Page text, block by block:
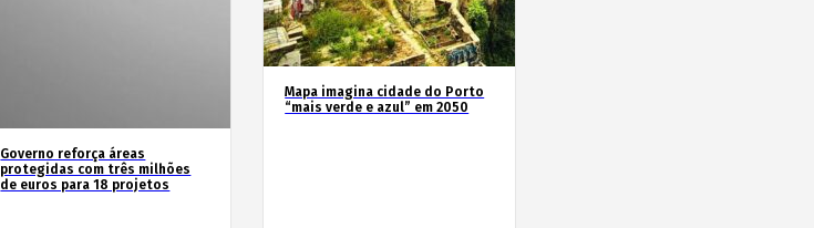
Governo reforça áreas
protegidas com três milhões
de euros para 18 projetos
Mapa imagina cidade do Porto
“mais verde e azul” em 2050